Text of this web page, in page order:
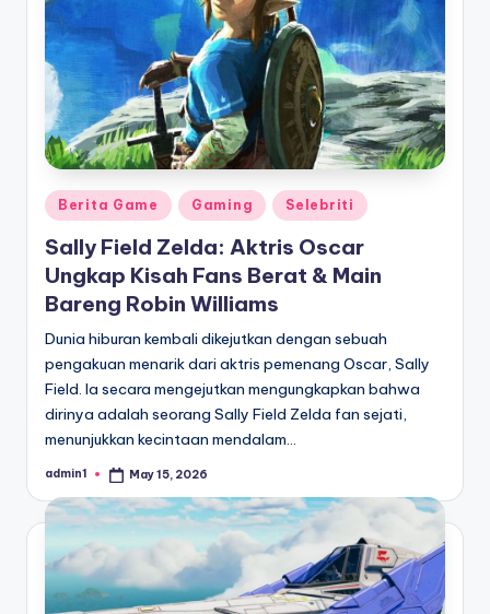
Posted
in
Berita Game Gaming Selebriti
Sally Field Zelda: Aktris Oscar
Ungkap Kisah Fans Berat & Main
Bareng Robin Williams
Dunia hiburan kembali dikejutkan dengan sebuah
pengakuan menarik dari aktris pemenang Oscar, Sally
Field. Ia secara mengejutkan mengungkapkan bahwa
dirinya adalah seorang Sally Field Zelda fan sejati,
menunjukkan kecintaan mendalam…
Posted
admin1 May 15, 2026